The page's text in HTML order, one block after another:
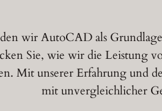
wir AutoCAD als
Sie, wie wir die Leistung
Mit unserer Erfahrung
mit unvergleichlicher